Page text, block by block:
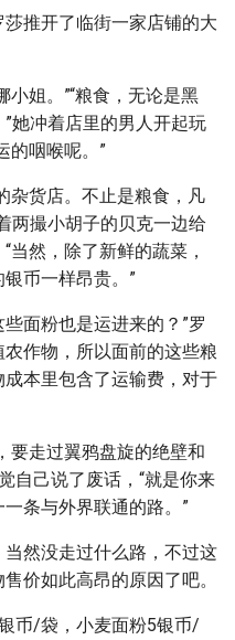
推开了临街一家店铺的大
小姐。”“粮食，无论是黑
她冲着店里的男人开起玩
的咽喉呢。”
杂货店。不止是粮食，凡
两撮小胡子的贝克一边给
当然，除了新鲜的蔬菜，
币一样昂贵。”
面粉也是运进来的？”罗
作物，所以面前的这些粮
本里包含了运输费，对于
要走过翼鸦盘旋的绝壁和
自己说了废话，“就是你来
条与外界联通的路。”
然没走过什么路，不过这
价如此高昂的原因了吧。
币/袋，小麦面粉5银币/